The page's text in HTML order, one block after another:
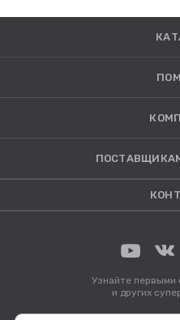
Узнайте первыми
и других